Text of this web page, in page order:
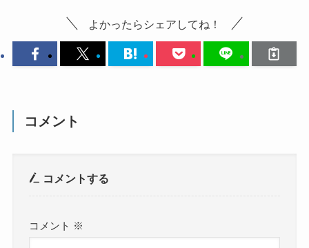
よかったらシェアしてね！
コメント
コメントする
コメント ※